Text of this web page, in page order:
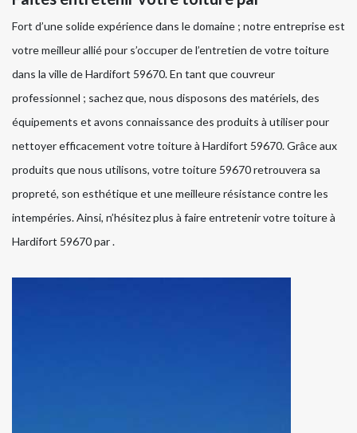
Fort d’une solide expérience dans le domaine ; notre entreprise est
votre meilleur allié pour s’occuper de l’entretien de votre toiture
dans la ville de Hardifort 59670. En tant que couvreur
professionnel ; sachez que, nous disposons des matériels, des
équipements et avons connaissance des produits à utiliser pour
nettoyer efficacement votre toiture à Hardifort 59670. Grâce aux
produits que nous utilisons, votre toiture 59670 retrouvera sa
propreté, son esthétique et une meilleure résistance contre les
intempéries. Ainsi, n’hésitez plus à faire entretenir votre toiture à
Hardifort 59670 par .